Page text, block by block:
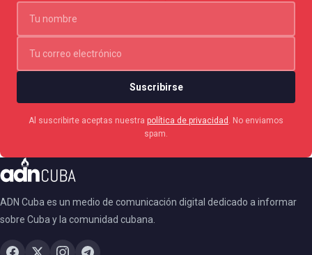
Suscribirse
Al suscribirte aceptas nuestra política de privacidad
. No enviamos
spam.
ADN Cuba es un medio de comunicación digital dedicado a informar
sobre Cuba y la comunidad cubana.